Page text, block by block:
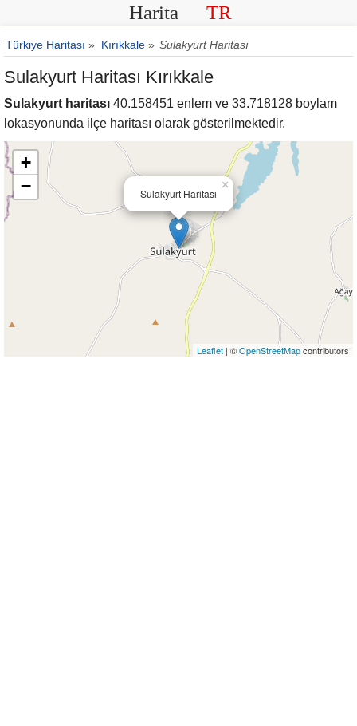
Harita TR
Türkiye Haritası » Kırıkkale » Sulakyurt Haritası
Sulakyurt Haritası Kırıkkale
Sulakyurt haritası 40.158451 enlem ve 33.718128 boylam
lokasyonunda ilçe haritası olarak gösterilmektedir.
Sulakyurt Haritası
×
+
−
Leaflet | ©OpenStreetMapcontributors